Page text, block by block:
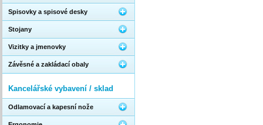
Spisovky a spisové desky
Stojany
Vizitky a jmenovky
Závěsné a zakládací obaly
Kancelářské vybavení / sklad
Odlamovací a kapesní nože